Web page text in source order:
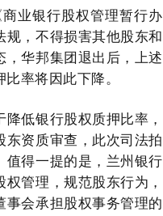
业银行股权管理暂行办
，不得损害其他股东和
华邦集团退出后，上述
率将因此下降。
低银行股权质押比率，
资质审查，此次司法拍
得一提的是，兰州银行
管理，规范股东行为，
会承担股权事务管理的